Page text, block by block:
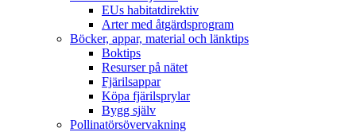
EUs habitatdirektiv
Arter med åtgärdsprogram
Böcker, appar, material och länktips
Boktips
Resurser på nätet
Fjärilsappar
Köpa fjärilsprylar
Bygg själv
Pollinatörsövervakning